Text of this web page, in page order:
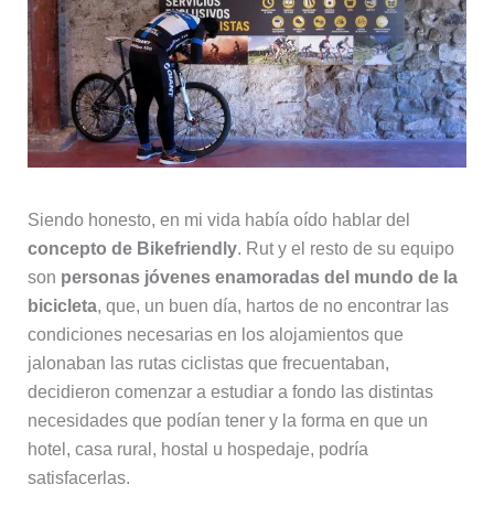
Siendo honesto, en mi vida había oído hablar del
concepto de Bikefriendly. Rut y el resto de su equipo
son personas jóvenes enamoradas del mundo de la
bicicleta, que, un buen día, hartos de no encontrar las
condiciones necesarias en los alojamientos que
jalonaban las rutas ciclistas que frecuentaban,
decidieron comenzar a estudiar a fondo las distintas
necesidades que podían tener y la forma en que un
hotel, casa rural, hostal u hospedaje, podría
satisfacerlas.